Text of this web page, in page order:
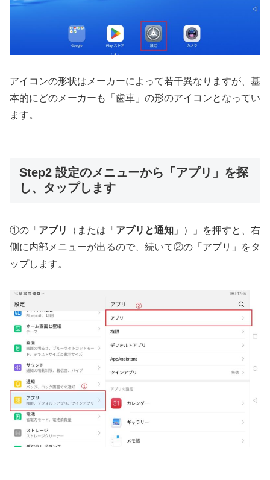
アイコンの形状はメーカーによって若干異なりますが、基
本的にどのメーカーも「歯車」の形のアイコンとなってい
ます。
Step2 設定のメニューから「アプリ」を探
し、タップします
①の「 アプリ （または「 アプリと通知 」）」を押すと、右
側に内部メニューが出るので、続いて②の「アプリ」をタ
ップします。